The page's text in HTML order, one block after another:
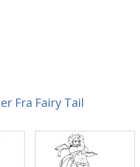
Fra Fairy Tail